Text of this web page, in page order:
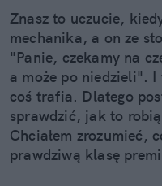
Znasz to uczucie,
mechanika, a on ze
"Panie, czekamy na
a może po niedzieli". I
coś trafia. Dlatego
sprawdzić, jak to
Chciałem zrozumieć,
prawdziwą klasę